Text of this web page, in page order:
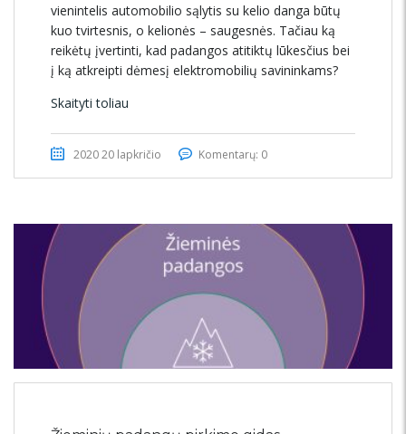
vienintelis automobilio sąlytis su kelio danga būtų
kuo tvirtesnis, o kelionės – saugesnės. Tačiau ką
reikėtų įvertinti, kad padangos atitiktų lūkesčius bei
į ką atkreipti dėmesį elektromobilių savininkams?
Skaityti toliau
2020 20 lapkričio Komentarų: 0